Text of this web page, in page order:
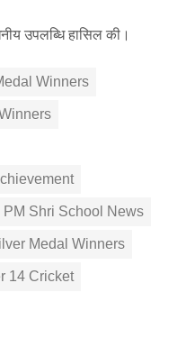
उपलब्धि हासिल की।
Winners
PM Shri School News
Medal Winners
14 Cricket